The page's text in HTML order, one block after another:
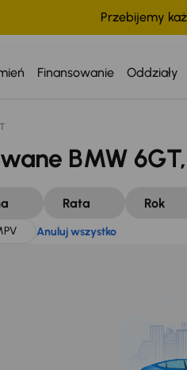
Przebijemy
Finansowanie Oddziały
Anuluj wszystko
BMW
Rata Rok
Anuluj wszystko